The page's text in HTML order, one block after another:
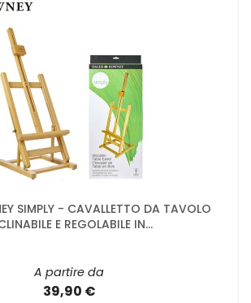
SIMPLY - CAVALLETTO DA TAVOLO
E REGOLABILE IN...
A partire da
39,90 €